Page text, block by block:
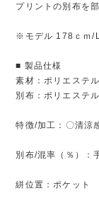
プリントの別布を
※モデル 178ｃｍ/
■ 製品仕様
素材：ポリエステ
別布：ポリエステ
特徴/加工：〇清
別布/混率（％）：
絣位置：ポケット